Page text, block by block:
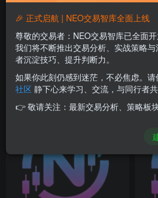
8月3日 VP关键位+CVD背离
3天前
🎉 正式启航 | NEO交易智库全面上线
尊敬的交易者：NEO交易智库已全面
我们将不断推出交易分析、实战策略
者沉淀技巧、提升判断力。
如果你此刻仍感到迷茫，不必焦虑。
社区 静下心来学习、交流，与同行者共
👉 敬请关注：最新交易分析、策略板